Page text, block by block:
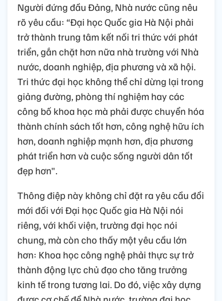
Người đứng đầu Đảng, Nhà nước cũng nêu
rõ yêu cầu: “Đại học Quốc gia Hà Nội phải
trở thành trung tâm kết nối tri thức với phát
triển, gắn chặt hơn nữa nhà trường với Nhà
nước, doanh nghiệp, địa phương và xã hội.
Tri thức đại học không thể chỉ dừng lại trong
giảng đường, phòng thí nghiệm hay các
công bố khoa học mà phải được chuyển hóa
thành chính sách tốt hơn, công nghệ hữu ích
hơn, doanh nghiệp mạnh hơn, địa phương
phát triển hơn và cuộc sống người dân tốt
đẹp hơn".
Thông điệp này không chỉ đặt ra yêu cầu đổi
mới đối với Đại học Quốc gia Hà Nội nói
riêng, với khối viện, trường đại học nói
chung, mà còn cho thấy một yêu cầu lớn
hơn: Khoa học công nghệ phải thực sự trở
thành động lực chủ đạo cho tăng trưởng
kinh tế trong tương lai. Do đó, việc xây dựng